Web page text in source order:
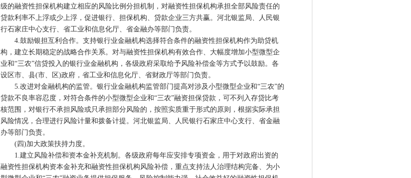
级的融资性担保机构建立相应的风险比例分担机制，对融资性担保机构承担全部风险责任的
贷款利率不上浮或少上浮，促进银行、担保机构、贷款企业三方共赢。河北银监局、人民银
行石家庄中心支行、省工业和信息化厅、省金融办等部门负责。
4.鼓励银担互利合作。支持银行业金融机构选择符合条件的融资性担保机构作为助贷机
构，建立长期稳定的战略合作关系。对与融资性担保机构有效合作、大幅度增加小型微型企
业和“三农”信贷投入的银行业金融机构，各级政府采取给予风险补偿金等方式予以鼓励。各
设区市、县(市、区)政府，省工业和信息化厅、省财政厅等部门负责。
5.改进对金融机构的监管。银行业金融机构监管部门提高对涉及小型微型企业和“三农”的
贷款不良率容忍度，对符合条件的小型微型企业和“三农”融资担保贷款，可不列入存贷比考
核范围，对银行不承担风险或只承担部分风险的，按照实质重于形式的原则，根据实际承担
风险情况，合理进行风险计量和拨备计提。河北银监局、人民银行石家庄中心支行、省金融
办等部门负责。
(四)加大政策扶持力度。
1.建立风险补偿和资本金补充机制。各级政府每年应安排专项资金，用于对政府出资的
融资性担保机构资本金补充和融资性担保机构风险补偿，重点支持法人治理结构完备、为小